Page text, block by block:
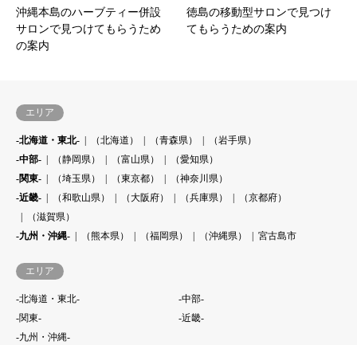
沖縄本島のハーブティー併設
サロンで見つけてもらうため
の案内
徳島の移動型サロンで見つけ
てもらうための案内
エリア
-北海道・東北- （北海道） （青森県）
（岩手県）
-中部-
（静岡県） （富山県）
（愛知県）
-関東-
（埼玉県） （東京都）
（神奈川県）
-近畿-
（和歌山県） （大阪府） （兵庫県）
（京都府）
（滋賀県）
-九州・沖縄-
（熊本県） （福岡県） （沖縄県） 宮古島市
エリア
-北海道・東北-
-中部-
-関東-
-近畿-
-九州・沖縄-